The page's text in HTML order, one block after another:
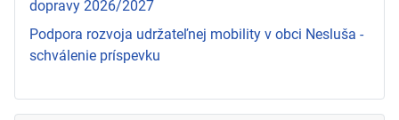
dopravy 2026/2027
Podpora rozvoja udržateľnej mobility v obci Nesluša -
schválenie príspevku